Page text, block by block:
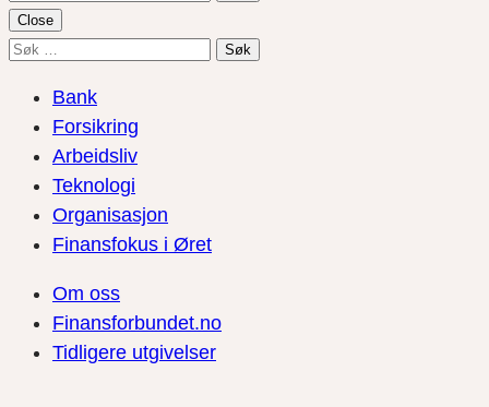
etter:
Close
Søk
Bank
Forsikring
Arbeidsliv
Teknologi
Organisasjon
Finansfokus i Øret
Om oss
Finansforbundet.no
Tidligere utgivelser